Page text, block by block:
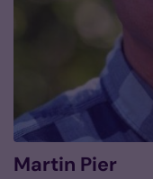
Martin Pier